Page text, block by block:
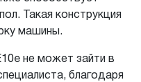
Такая конструкция
машины.
не может зайти в
благодаря